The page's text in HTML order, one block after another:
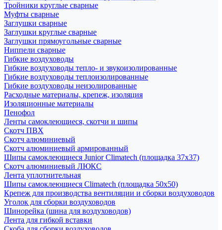
Тройники круглые сварные
Муфты сварные
Заглушки сварные
Заглушки круглые сварные
Заглушки прямоугольные сварные
Ниппели сварные
Гибкие воздуховоды
Гибкие воздуховоды тепло- и звукоизолированные
Гибкие воздуховоды теплоизолированные
Гибкие воздуховоды неизолированные
Расходные материалы, крепеж, изоляция
Изоляционные материалы
Пенофол
Ленты самоклеющиеся, скотчи и шипы
Скотч ПВХ
Скотч алюминиевый
Скотч алюминиевый армированный
Шипы самоклеющиеся Junior Climatech (площадка 37х37)
Скотч алюминиевый ЛЮКС
Лента уплотнительная
Шипы самоклеющиеся Climatech (площадка 50х50)
Крепеж для производства вентиляции и сборки воздуховодов
Уголок для сборки воздуховодов
Шинорейка (шина для воздуховодов)
Лента для гибкой вставки